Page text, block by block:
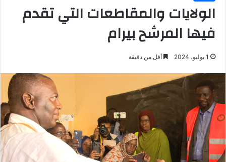
الولايات والمقاطعات التي تقدم
فيها المرشح بيرام
1 يوليو، 2024 أقل من دقيقة